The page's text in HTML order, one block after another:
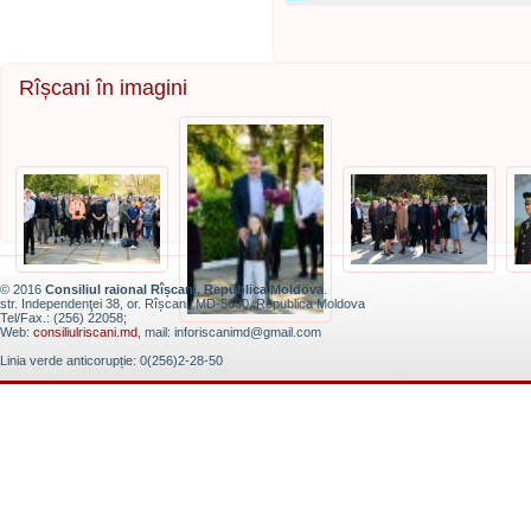
Rîșcani în imagini
© 2016 Consiliul raional Rîșcani, Republica Moldova
str. Independenţei 38, or. Rîșcani, MD-5600, Republica Moldova
Tel/Fax.: (256) 22058;
Web: consiliulriscani.md , mail: inforiscanimd@gmail.com
Linia verde anticorupție: 0(256)2-28-50